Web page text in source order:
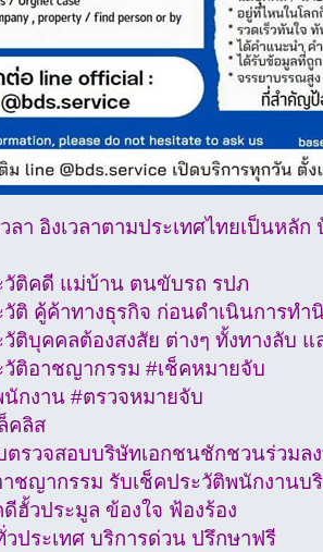
ลา อิงเวลาตามประเทศไทยเป็นหลั
วัติคดี แม่บ้าน ตนขับรถ รปภ
ติ คู้ค้าทางธุรกิจ ก่อนดำเนินการทำ
ติบุคคลต้องสงสัย ต่างๆ ทั้งทางลับ แ
ติอาชญากรรม #เช็คหมายจับ
กงาน #ตรวจหมายจับ
คลิส
ตรวจสอบบริษัทเอกชนชักชวนร่วมล
ชญากรรม รับเช็คประวัติพนักงานบ
ฮั้วประมูล ข้องใจ ฟ้องร้อง
ประเทศ บริการด่วน ปรึกษาฟรี